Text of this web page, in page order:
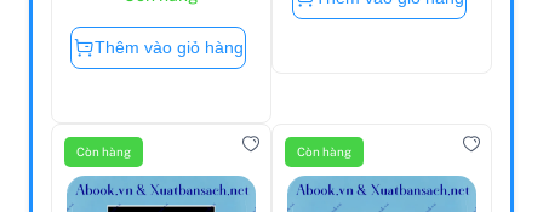
Thêm vào giỏ hàng
Còn hàng Còn hàng